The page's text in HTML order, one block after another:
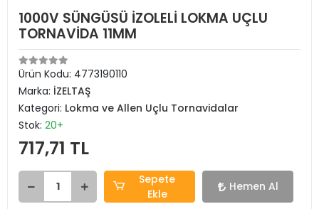
1000V SÜNGÜSÜ İZOLELİ LOKMA UÇLU
TORNAVİDA 11MM
Ürün Kodu: 4773190110
Marka: İZELTAŞ
Kategori: Lokma ve Allen Uçlu Tornavidalar
Stok: 20+
717,71 TL
Sepete
Ekle
Hemen Al